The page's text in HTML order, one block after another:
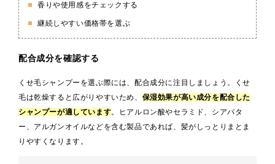
香りや使用感をチェックする
継続しやすい価格帯を選ぶ
配合成分を確認する
くせ毛シャンプーを選ぶ際には、配合成分に注目しましょう。くせ
毛は乾燥すると広がりやすいため、 保湿効果が高い成分を配合した
シャンプーが適しています。ヒアルロン酸やセラミド、シアバタ
ー、アルガンオイルなどを含む製品であれば、髪がしっとりまとま
りやすくなります。